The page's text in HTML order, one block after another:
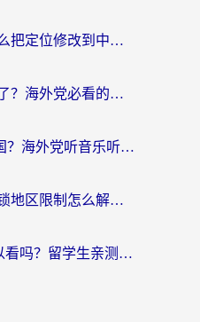
在意大利用小红书怎么把定位修改到中国国内？3个实用技巧+1个靠谱工具帮你搞定
咪咕体育在香港用不了？海外党必看的回国加速器选择指南（附3个真实场景解决方案）
网易云ip怎么改成中国？海外党听音乐听书的无痛解决方案
海外党必看：汽水解锁地区限制怎么解除？3招解决国内影音&生活服务难题
央视影音VIP海外可以看吗？留学生亲测有效的回国加速器选择指南